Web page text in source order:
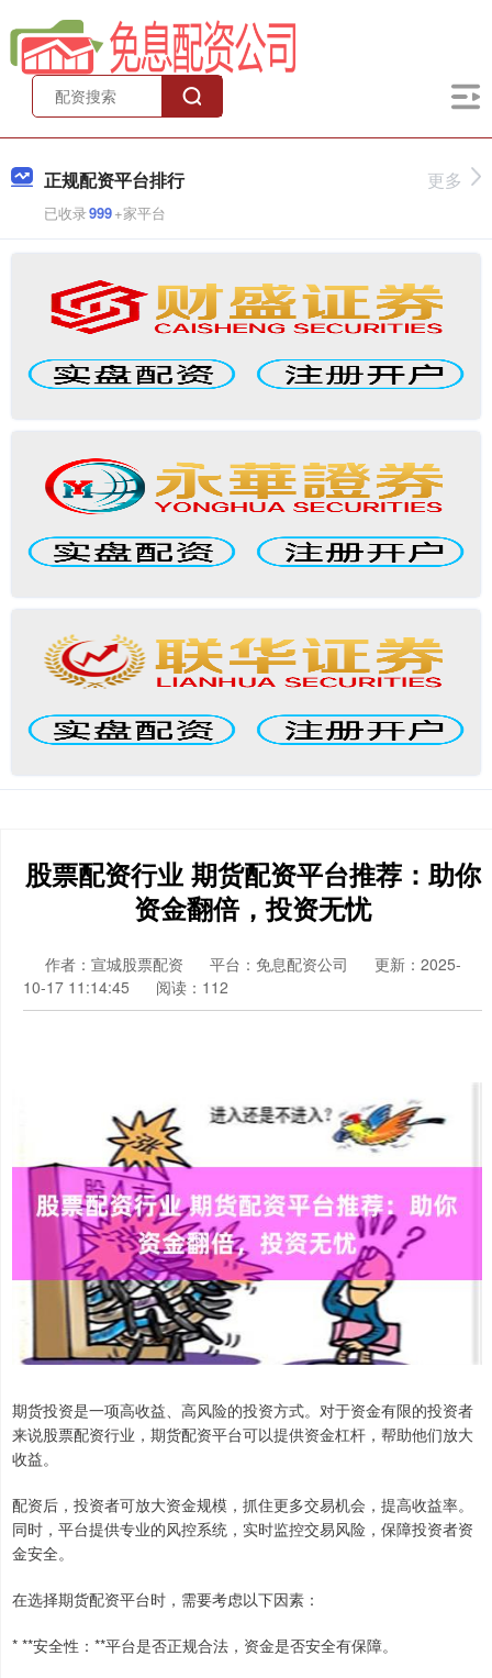
正规配资平台排行
已收录999+家平台
更多
股票配资行业 期货配资平台推荐：助你
资金翻倍，投资无忧
作者：宣城股票配资 平台：免息配资公司
更新：2025-
10-17 11:14:45
阅读：112
期货投资是一项高收益、高风险的投资方式。对于资金有限的投资者
来说股票配资行业，期货配资平台可以提供资金杠杆，帮助他们放大
收益。
配资后，投资者可放大资金规模，抓住更多交易机会，提高收益率。
同时，平台提供专业的风控系统，实时监控交易风险，保障投资者资
金安全。
在选择期货配资平台时，需要考虑以下因素：
* **安全性：**平台是否正规合法，资金是否安全有保障。